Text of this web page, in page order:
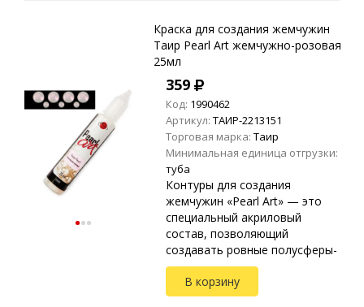
Краска для создания жемчужин
Таир Pearl Art жемчужно-розовая
25мл
359
Код: 1990462
Артикул: ТАИР-2213151
Торговая марка: Таир
Минимальная единица отгрузки:
туба
Контуры для создания
жемчужин «Pearl Art» — это
специальный акриловый
состав, позволяющий
создавать ровные полусферы-
жемчужины. Применяются на
любых видах текстиля, стекле,
дереве, бумаге, металле,
В корзину